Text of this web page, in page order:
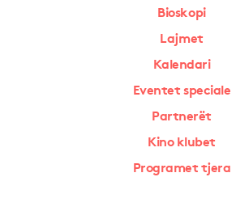
Bioskopi
Lajmet
Kalendari
Eventet speciale
Partnerët
Kino klubet
Programet tjera